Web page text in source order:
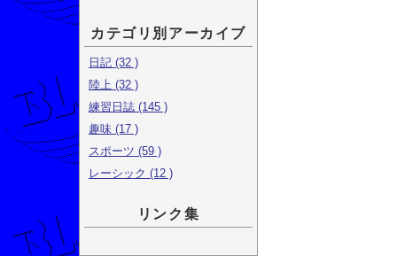
カテゴリ別アーカイブ
日記 (32 )
陸上 (32 )
練習日誌 (145 )
趣味 (17 )
スポーツ (59 )
レーシック (12 )
リンク集